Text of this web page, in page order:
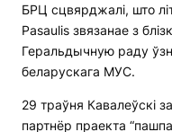
БРЦ сцвярджалі, што
Pasaulis звязанае з
Геральдычную раду
беларускага МУС.
29 траўня Кавалеўскі
партнёр праекта